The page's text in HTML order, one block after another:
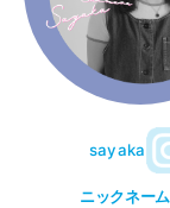
sayaka
ニックネーム